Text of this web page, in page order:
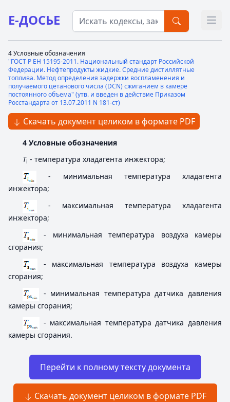
Е-ДОСЬЕ
4 Условные обозначения
"ГОСТ Р ЕН 15195-2011. Национальный стандарт Российской
Федерации. Нефтепродукты жидкие. Средние дистиллятные
топлива. Метод определения задержки воспламенения и
получаемого цетанового числа (DCN) сжиганием в камере
постоянного объема" (утв. и введен в действие Приказом
Росстандарта от 13.07.2011 N 181-ст)
Скачать документ целиком в формате PDF
4 Условные обозначения
Ti - температура хладагента инжектора;
- минимальная температура хладагента
инжектора;
- максимальная температура хладагента
инжектора;
- минимальная температура воздуха камеры
сгорания;
- максимальная температура воздуха камеры
сгорания;
- минимальная температура датчика давления
камеры сгорания;
- максимальная температура датчика давления
камеры сгорания.
Перейти к полному тексту документа
Скачать документ целиком в формате PDF